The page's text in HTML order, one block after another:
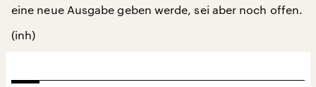
eine neue Ausgabe geben werde, sei aber noch offen.
(inh)